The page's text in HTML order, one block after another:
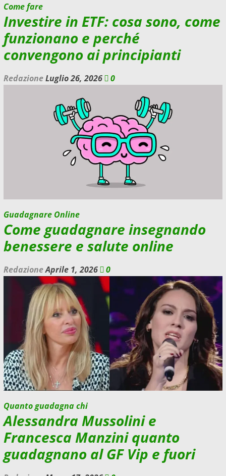
Come fare
Investire in ETF: cosa sono, come
funzionano e perché
convengono ai principianti
RedazioneLuglio 26, 2026 0
Guadagnare Online
Come guadagnare insegnando
benessere e salute online
RedazioneAprile 1, 2026 0
Quanto guadagna chi
Alessandra Mussolini e
Francesca Manzini quanto
guadagnano al GF Vip e fuori